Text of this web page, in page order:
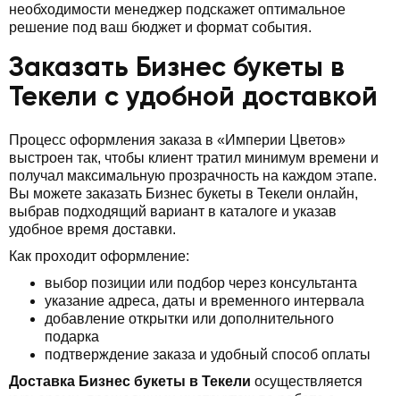
необходимости менеджер подскажет оптимальное
решение под ваш бюджет и формат события.
Заказать Бизнес букеты в
Текели с удобной доставкой
Процесс оформления заказа в «Империи Цветов»
выстроен так, чтобы клиент тратил минимум времени и
получал максимальную прозрачность на каждом этапе.
Вы можете заказать Бизнес букеты в Текели онлайн,
выбрав подходящий вариант в каталоге и указав
удобное время доставки.
Как проходит оформление:
выбор позиции или подбор через консультанта
указание адреса, даты и временного интервала
добавление открытки или дополнительного
подарка
подтверждение заказа и удобный способ оплаты
Доставка Бизнес букеты в Текели осуществляется